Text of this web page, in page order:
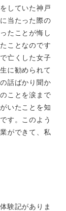
していた神戸
当たった際の
たことが悔し
ことなのです
亡くした女子
に勧められて
話ばかり聞か
ことを涙まで
いたことを知
す。このよう
ができて、私
験記がありま